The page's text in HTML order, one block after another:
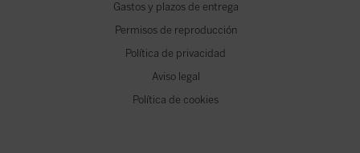
Gastos y plazos de entrega
Permisos de reproducción
Política de privacidad
Aviso legal
Política de cookies